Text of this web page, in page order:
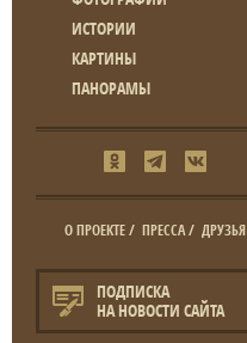
ИСТОРИИ
КАРТИНЫ
ПАНОРАМЫ
О ПРОЕКТЕ/ ПРЕССА/ ДРУЗЬЯ
ПОДПИСКА
НА НОВОСТИ САЙТА